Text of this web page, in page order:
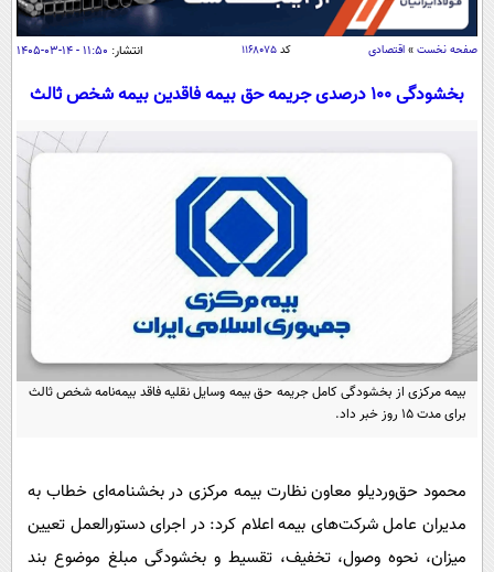
اقتصاد
اقتصادی
جامعه
سلامت
یک برش دانایی
محیط زیست
سفر و تفریح
سیاست خارجی
فرهنگ و هنر
علم و دانش
فناوری و It
علمی
قرآن
گوناگون
باشگاه مغز
اقتصاد
فناوری
عصر ایران 2
پیامک
صفحه نخست » اقتصادی کد ۱۱۶۸۰۷۵ انتشار: ۱۱:۵۰ - ۱۴-۰۳-۱۴۰۵
بخشودگی ۱۰۰ درصدی جریمه حق بیمه فاقدین بیمه شخص ثالث
بیمه مرکزی از بخشودگی کامل جریمه حق بیمه وسایل نقلیه فاقد بیمه‌نامه شخص ثالث
برای مدت ۱۵ روز خبر داد.
محمود حق‌وردیلو معاون نظارت بیمه مرکزی در بخشنامه‌ای خطاب به
مدیران عامل شرکت‌های بیمه اعلام کرد: در اجرای دستورالعمل تعیین
میزان، نحوه وصول، تخفیف، تقسیط و بخشودگی مبلغ موضوع بند